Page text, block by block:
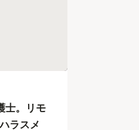
士。リモ
ラスメ